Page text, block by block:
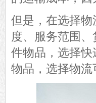
但是，在选择
度、服务范围
件物品，选择
物品，选择物流